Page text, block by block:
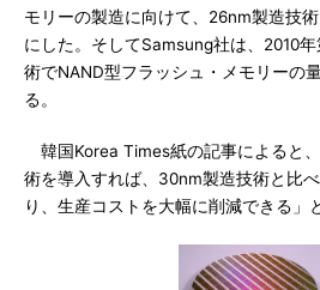
モリーの製造に向けて、26nm製造技
にした。そしてSamsung社は、2010
術でNAND型フラッシュ・メモリーの
る。
韓国Korea Times紙の記事によると
術を導入すれば、30nm製造技術と比
り、生産コストを大幅に削減できる」